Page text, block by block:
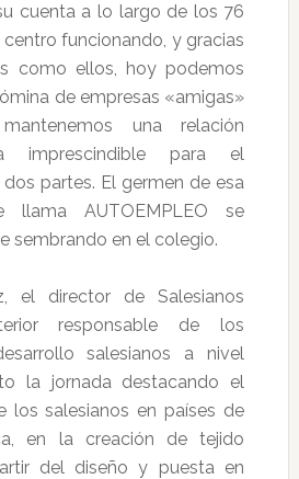
cuenta a lo largo de los 76
funcionando, y gracias
como ellos, hoy podemos
de empresas «amigas»
una relación
imprescindible para el
partes. El germen de esa
llama AUTOEMPLEO se
sembrando en el colegio.
el director de Salesianos
responsable de los
salesianos a nivel
la jornada destacando el
los salesianos en países de
en la creación de tejido
del diseño y puesta en